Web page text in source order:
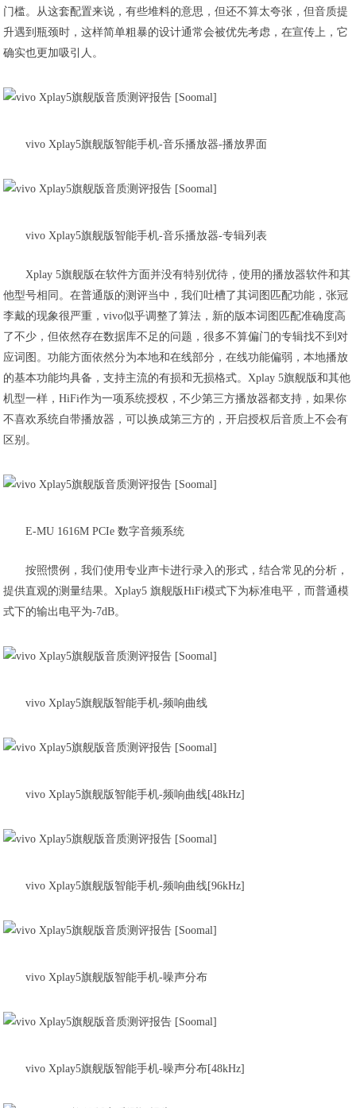
门槛。从这套配置来说，有些堆料的意思，但还不算太夸张，但音质提
升遇到瓶颈时，这样简单粗暴的设计通常会被优先考虑，在宣传上，它
确实也更加吸引人。
vivo Xplay5旗舰版智能手机-音乐播放器-播放界面
vivo Xplay5旗舰版智能手机-音乐播放器-专辑列表
Xplay 5旗舰版在软件方面并没有特别优待，使用的播放器软件和其
他型号相同。在普通版的测评当中，我们吐槽了其词图匹配功能，张冠
李戴的现象很严重，vivo似乎调整了算法，新的版本词图匹配准确度高
了不少，但依然存在数据库不足的问题，很多不算偏门的专辑找不到对
应词图。功能方面依然分为本地和在线部分，在线功能偏弱，本地播放
的基本功能均具备，支持主流的有损和无损格式。Xplay 5旗舰版和其他
机型一样，HiFi作为一项系统授权，不少第三方播放器都支持，如果你
不喜欢系统自带播放器，可以换成第三方的，开启授权后音质上不会有
区别。
E-MU 1616M PCIe 数字音频系统
按照惯例，我们使用专业声卡进行录入的形式，结合常见的分析，
提供直观的测量结果。Xplay5 旗舰版HiFi模式下为标准电平，而普通模
式下的输出电平为-7dB。
vivo Xplay5旗舰版智能手机-频响曲线
vivo Xplay5旗舰版智能手机-频响曲线[48kHz]
vivo Xplay5旗舰版智能手机-频响曲线[96kHz]
vivo Xplay5旗舰版智能手机-噪声分布
vivo Xplay5旗舰版智能手机-噪声分布[48kHz]